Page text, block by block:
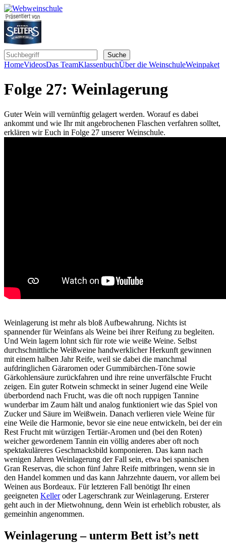
HomeVideosDas TeamKlassenbuchÜber die WeinschuleWeinpaket
Folge 27: Weinlagerung
Guter Wein will vernünftig gelagert werden. Worauf es dabei
ankommt und wie Ihr mit angebrochenen Flaschen verfahren solltet,
erklären wir Euch in Folge 27 unserer Weinschule.
Weinlagerung ist mehr als bloß Aufbewahrung. Nichts ist
spannender für Weinfans als Weine bei ihrer Reifung zu begleiten.
Und Wein lagern lohnt sich für rote wie weiße Weine. Selbst
durchschnittliche Weißweine handwerklicher Herkunft gewinnen
mit einem halben Jahr Reife, weil sie dabei die manchmal
aufdringlichen Gäraromen oder Gummibärchen-Töne sowie
Gärkohlensäure zurückfahren und ihre reine unverfälschte Frucht
zeigen. Ein guter Rotwein schmeckt in seiner Jugend eine Weile
überbordend nach Frucht, was die oft noch ruppigen Tannine
wunderbar im Zaum hält und analog funktioniert wie das Spiel von
Zucker und Säure im Weißwein. Danach verlieren viele Weine für
eine Weile die Harmonie, bevor sie eine neue entwickeln, bei der ein
Rest Frucht mit würzigen Tertiär-Aromen und (bei den Roten)
weicher gewordenem Tannin ein völlig anderes aber oft noch
spektakuläreres Geschmacksbild komponieren. Das kann nach
wenigen Jahren Weinlagerung der Fall sein, etwa bei spanischen
Gran Reservas, die schon fünf Jahre Reife mitbringen, wenn sie in
den Handel kommen und das kann Jahrzehnte dauern, vor allem bei
Weinen aus Bordeaux. Für letzteren Fall benötigt Ihr einen
geeigneten Kelleroder Lagerschrank zur Weinlagerung. Ersterer
geht auch in der Mietwohnung, denn Wein ist erheblich robuster, als
gemeinhin angenommen.
Weinlagerung – unterm Bett ist’s nett